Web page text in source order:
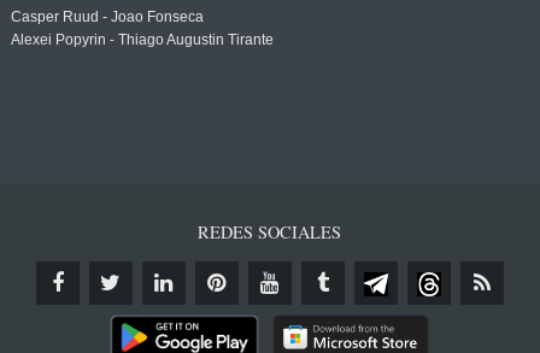
Casper Ruud - Joao Fonseca
Alexei Popyrin - Thiago Augustin Tirante
REDES SOCIALES